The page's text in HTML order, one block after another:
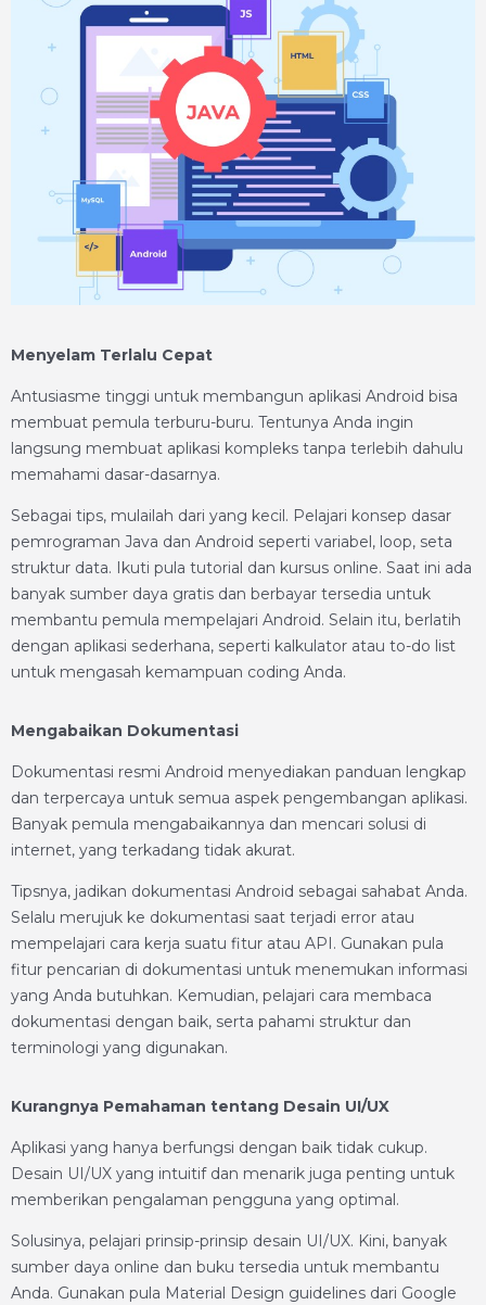
Menyelam Terlalu Cepat
Antusiasme tinggi untuk membangun aplikasi Android bisa
membuat pemula terburu-buru. Tentunya Anda ingin
langsung membuat aplikasi kompleks tanpa terlebih dahulu
memahami dasar-dasarnya.
Sebagai tips, mulailah dari yang kecil. Pelajari konsep dasar
pemrograman Java dan Android seperti variabel, loop, seta
struktur data. Ikuti pula tutorial dan kursus online. Saat ini ada
banyak sumber daya gratis dan berbayar tersedia untuk
membantu pemula mempelajari Android. Selain itu, berlatih
dengan aplikasi sederhana, seperti kalkulator atau to-do list
untuk mengasah kemampuan coding Anda.
Mengabaikan Dokumentasi
Dokumentasi resmi Android menyediakan panduan lengkap
dan terpercaya untuk semua aspek pengembangan aplikasi.
Banyak pemula mengabaikannya dan mencari solusi di
internet, yang terkadang tidak akurat.
Tipsnya, jadikan dokumentasi Android sebagai sahabat Anda.
Selalu merujuk ke dokumentasi saat terjadi error atau
mempelajari cara kerja suatu fitur atau API. Gunakan pula
fitur pencarian di dokumentasi untuk menemukan informasi
yang Anda butuhkan. Kemudian, pelajari cara membaca
dokumentasi dengan baik, serta pahami struktur dan
terminologi yang digunakan.
Kurangnya Pemahaman tentang Desain UI/UX
Aplikasi yang hanya berfungsi dengan baik tidak cukup.
Desain UI/UX yang intuitif dan menarik juga penting untuk
memberikan pengalaman pengguna yang optimal.
Solusinya, pelajari prinsip-prinsip desain UI/UX. Kini, banyak
sumber daya online dan buku tersedia untuk membantu
Anda. Gunakan pula Material Design guidelines dari Google